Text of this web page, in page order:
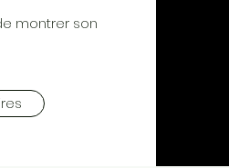
montrer son